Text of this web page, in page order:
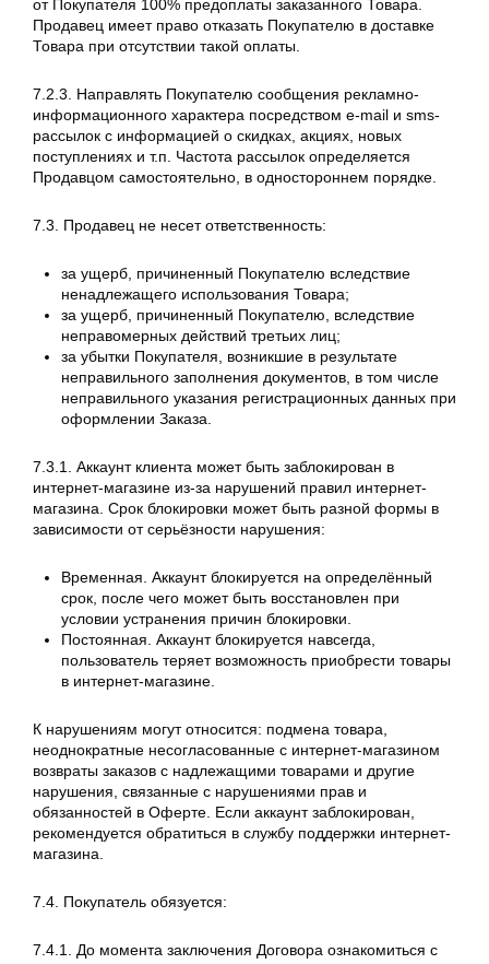
от Покупателя 100% предоплаты заказанного Товара.
Продавец имеет право отказать Покупателю в доставке
Товара при отсутствии такой оплаты.
7.2.3. Направлять Покупателю сообщения рекламно-
информационного характера посредством e-mail и sms-
рассылок с информацией о скидках, акциях, новых
поступлениях и т.п. Частота рассылок определяется
Продавцом самостоятельно, в одностороннем порядке.
7.3. Продавец не несет ответственность:
за ущерб, причиненный Покупателю вследствие
ненадлежащего использования Товара;
за ущерб, причиненный Покупателю, вследствие
неправомерных действий третьих лиц;
за убытки Покупателя, возникшие в результате
неправильного заполнения документов, в том числе
неправильного указания регистрационных данных при
оформлении Заказа.
7.3.1. Аккаунт клиента может быть заблокирован в
интернет-магазине из-за нарушений правил интернет-
магазина. Срок блокировки может быть разной формы в
зависимости от серьёзности нарушения:
Временная. Аккаунт блокируется на определённый
срок, после чего может быть восстановлен при
условии устранения причин блокировки.
Постоянная. Аккаунт блокируется навсегда,
пользователь теряет возможность приобрести товары
в интернет-магазине.
К нарушениям могут относится: подмена товара,
неоднократные несогласованные с интернет-магазином
возвраты заказов с надлежащими товарами и другие
нарушения, связанные с нарушениями прав и
обязанностей в Оферте. Если аккаунт заблокирован,
рекомендуется обратиться в службу поддержки интернет-
магазина.
7.4. Покупатель обязуется:
7.4.1. До момента заключения Договора ознакомиться с